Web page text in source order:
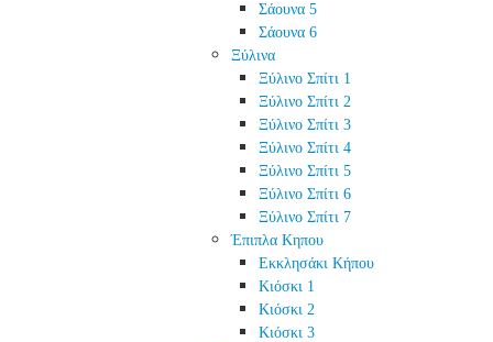
Σάουνα 5
Σάουνα 6
Ξύλινα
Ξύλινο Σπίτι 1
Ξύλινο Σπίτι 2
Ξύλινο Σπίτι 3
Ξύλινο Σπίτι 4
Ξύλινο Σπίτι 5
Ξύλινο Σπίτι 6
Ξύλινο Σπίτι 7
Έπιπλα Κηπου
Εκκλησάκι Κήπου
Κιόσκι 1
Κιόσκι 2
Κιόσκι 3